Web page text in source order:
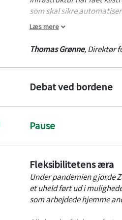
som skal sikre
I oplægget fortæller
omfavne cloud-løsninger
agilitet og konkurrenceevne.
digitale maskinrum, og
Læs mere
Thomas Grønne,Direktør
Debat ved bordene
Pause
Fleksibilitetens æra
Under pandemien gjorde
et uheld ført ud i
som arbejdede hjemme